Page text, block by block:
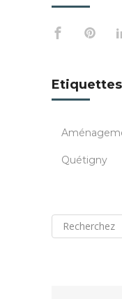
Etiquettes
Quétigny